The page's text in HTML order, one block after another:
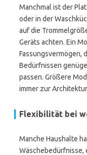
Manchmal ist der
oder in der
auf die
Geräts achten. Ein
Fassungsvermögen,
Bedürfnissen
passen. Größere
immer zur
Flexibilität bei
Manche Haushalte
Wäschebedürfnisse,